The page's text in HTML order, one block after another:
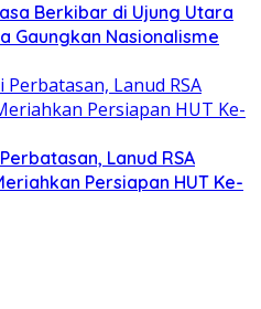
Berkibar di Ujung Utara
Gaungkan Nasionalisme
Lanud RSA
Persiapan HUT Ke-